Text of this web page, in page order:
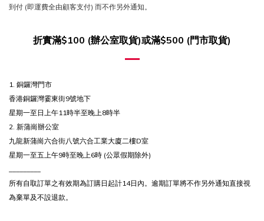
到付 (即運費全由顧客支付) 而不作另外通知。
折實滿$100 (辦公室取貨)或滿$500 (門市取貨)
1. 銅鑼灣門市
香港銅鑼灣霎東街9號地下
星期一至日上午11時半至晚上8時半
2. 新蒲崗辦公室
九龍新蒲崗六合街八號六合工業大廈二樓D室
星期一至五上午9時至晚上6時 (公眾假期除外)
所有自取訂單之有效期為訂購日起計14日內。逾期訂單將不作另外通知直接視
為棄單及不設退款。